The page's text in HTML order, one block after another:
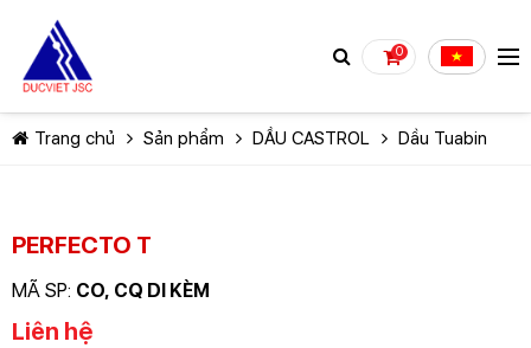
0
Trang chủ Sản phẩm DẦU CASTROL Dầu Tuabin
PERFECTO T
MÃ SP: CO, CQ DI KÈM
Liên hệ